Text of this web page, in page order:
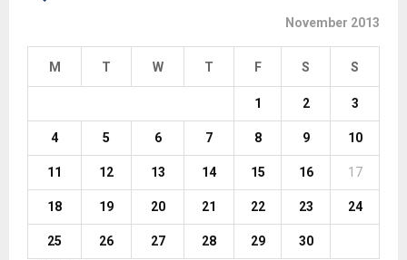
November 2013
M T W T F S S
1 2 3
4 5 6 7 8 9 10
11 12 13 14 15 16 17
18 19 20 21 22 23 24
25 26 27 28 29
30